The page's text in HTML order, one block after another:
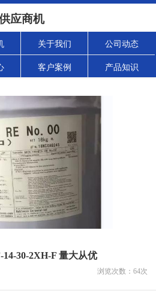
应商机
关于我们 公司动态
客户案例 产品知识
30-2XH-F 量大从优
浏览次数： 64次